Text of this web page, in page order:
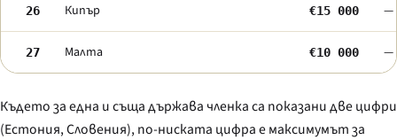
26 Кипър €15 000 —
27 Малта €10 000 —
Където за една и съща държава членка са показани две цифри
(Естония, Словения), по-ниската цифра е максимумът за